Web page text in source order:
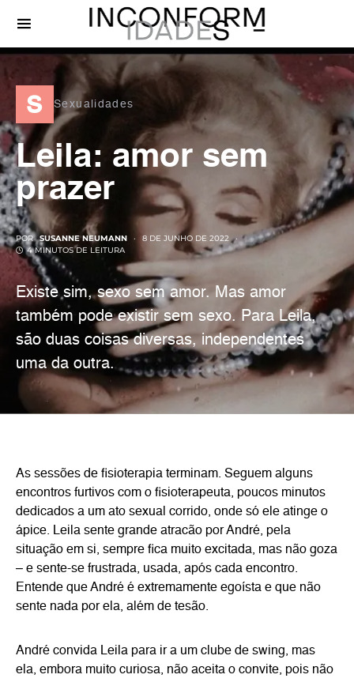
s Sexualidades
Leila: amor sem
prazer
POR SUSANNE NEUMANN
8 DE JUNHO DE 2022
4 MINUTOS DE LEITURA
Existe sim, sexo sem amor. Mas amor
também pode existir sem sexo. Para Leila,
são duas coisas diversas, independentes
uma da outra.
As sessões de fisioterapia terminam. Seguem alguns
encontros furtivos com o fisioterapeuta, poucos minutos
dedicados a um ato sexual corrido, onde só ele atinge o
ápice. Leila sente grande atracão por André, pela
situação em si, sempre fica muito excitada, mas não goza
– e sente-se frustrada, usada, após cada encontro.
Entende que André é extremamente egoísta e que não
sente nada por ela, além de tesão.
André convida Leila para ir a um clube de swing, mas
ela, embora muito curiosa, não aceita o convite, pois não